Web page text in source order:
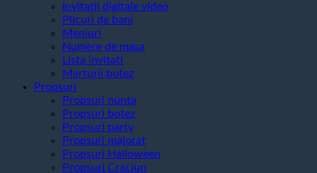
Invitatii digitale video
Plicuri de bani
Meniuri
Numere de masa
Lista invitati
Marturii botez
Propsuri
Propsuri nunta
Propsuri botez
Propsuri party
Propsuri majorat
Propsuri Halloween
Propsuri Craciun